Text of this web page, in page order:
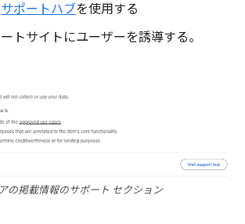
サポートハブを使用する
トサイトにユーザーを誘導する。
の掲載情報のサポート セクション